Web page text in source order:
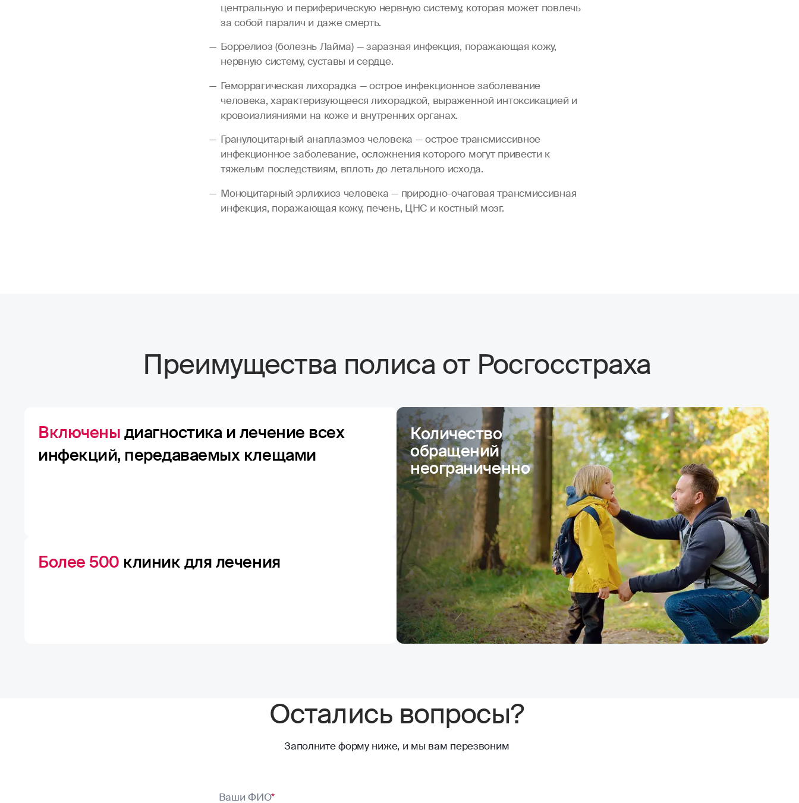
центральную и периферическую нервную систему, которая может повлечь
за собой паралич и даже смерть.
Боррелиоз (болезнь Лайма) — заразная инфекция, поражающая кожу,
нервную систему, суставы и сердце.
Геморрагическая лихорадка — острое инфекционное заболевание
человека, характеризующееся лихорадкой, выраженной интоксикацией и
кровоизлияниями на коже и внутренних органах.
Гранулоцитарный анаплазмоз человека — острое трансмиссивное
инфекционное заболевание, осложнения которого могут привести к
тяжелым последствиям, вплоть до летального исхода.
Моноцитарный эрлихиоз человека — природно-очаговая трансмиссивная
инфекция, поражающая кожу, печень, ЦНС и костный мозг.
Преимущества полиса от Росгосстраха
Включены диагностика и лечение всех
инфекций, передаваемых клещами
Более 500 клиник для лечения
Количество
обращений
неограниченно
Остались вопросы?
Заполните форму ниже, и мы вам перезвоним
Ваши ФИО*